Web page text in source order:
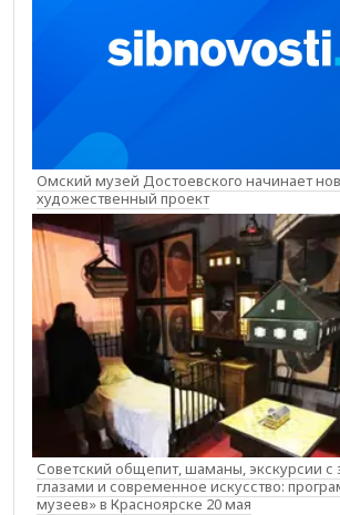
Омский музей Достоевского начинает
художественный проект
Советский общепит, шаманы, экскурсии с
глазами и современное искусство:
музеев» в Красноярске 20 мая